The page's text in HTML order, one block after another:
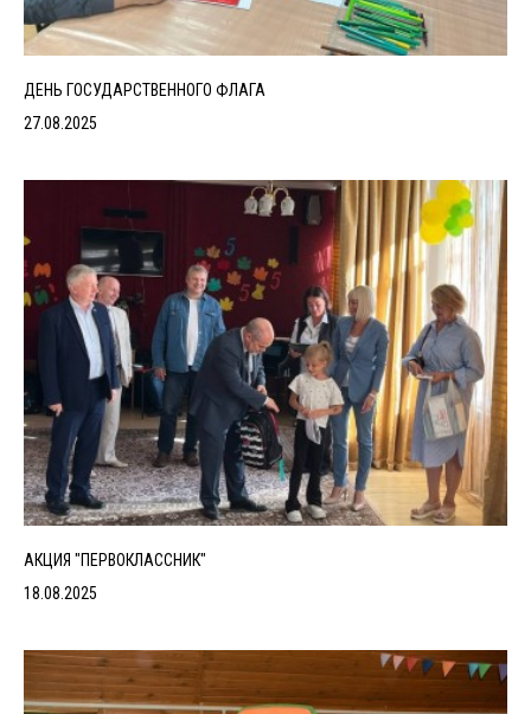
ДЕНЬ ГОСУДАРСТВЕННОГО ФЛАГА
27.08.2025
АКЦИЯ "ПЕРВОКЛАССНИК"
18.08.2025